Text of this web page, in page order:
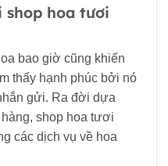
shop hoa tươi
bao giờ cũng khiến
thấy hạnh phúc bởi nó
gửi. Ra đời dựa
shop hoa tươi
các dịch vụ về hoa